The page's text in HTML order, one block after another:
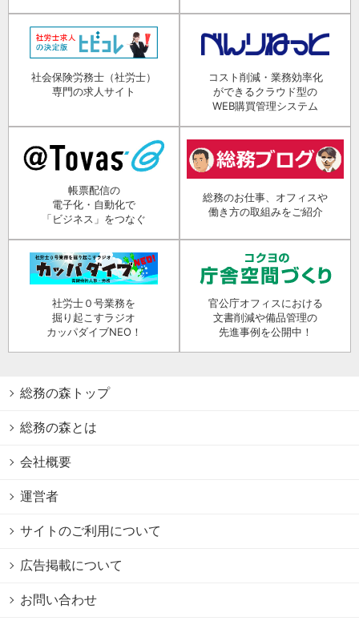
社会保険労務士（社労士）
専門の求人サイト
コスト削減・業務効率化
ができるクラウド型の
WEB購買管理システム
帳票配信の
電子化・自動化で
「ビジネス」をつなぐ
総務のお仕事、オフィスや
働き方の取組みをご紹介
社労士０号業務を
掘り起こすラジオ
カッパダイブNEO！
官公庁オフィスにおける
文書削減や備品管理の
先進事例を公開中！
総務の森トップ
総務の森とは
会社概要
運営者
サイトのご利用について
広告掲載について
お問い合わせ